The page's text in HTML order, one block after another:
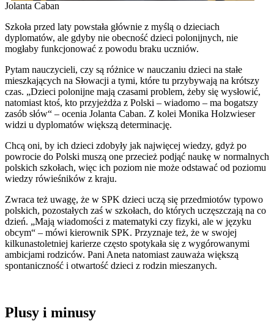
Jolanta Caban
Szkoła przed laty powstała głównie z myślą o dzieciach
dyplomatów, ale gdyby nie obecność dzieci polonijnych, nie
mogłaby funkcjonować z powodu braku uczniów.
Pytam nauczycieli, czy są różnice w nauczaniu dzieci na stałe
mieszkających na Słowacji a tymi, które tu przybywają na krótszy
czas. „Dzieci polonijne mają czasami problem, żeby się wysłowić,
natomiast ktoś, kto przyjeżdża z Polski – wiadomo – ma bogatszy
zasób słów“ – ocenia Jolanta Caban. Z kolei Monika Holzwieser
widzi u dyplomatów większą determinację.
Chcą oni, by ich dzieci zdobyły jak najwięcej wiedzy, gdyż po
powrocie do Polski muszą one przecież podjąć naukę w normalnych
polskich szkołach, więc ich poziom nie może odstawać od poziomu
wiedzy rówieśników z kraju.
Zwraca też uwagę, że w SPK dzieci uczą się przedmiotów typowo
polskich, pozostałych zaś w szkołach, do których uczęszczają na co
dzień. „Mają wiadomości z matematyki czy fizyki, ale w języku
obcym“ – mówi kierownik SPK. Przyznaje też, że w swojej
kilkunastoletniej karierze często spotykała się z wygórowanymi
ambicjami rodziców. Pani Aneta natomiast zauważa większą
spontaniczność i otwartość dzieci z rodzin mieszanych.
Plusy i minusy